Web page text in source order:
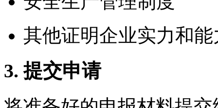
其他证明企业实力和
3. 提交申请